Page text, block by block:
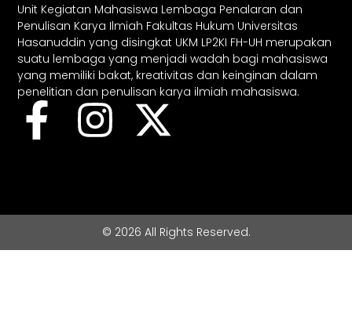
Unit Kegiatan Mahasiswa Lembaga Penalaran dan
Penulisan Karya Ilmiah Fakultas Hukum Universitas
Hasanuddin yang disingkat UKM LP2KI FH-UH merupakan
suatu lembaga yang menjadi wadah bagi mahasiswa
yang memiliki bakat, kreativitas dan keinginan dalam
penelitian dan penulisan karya ilmiah mahasiswa.
© 2026 All Rights Reserved.